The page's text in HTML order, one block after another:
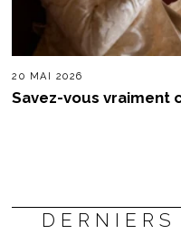
20 MAI 2026
Savez-vous vraiment